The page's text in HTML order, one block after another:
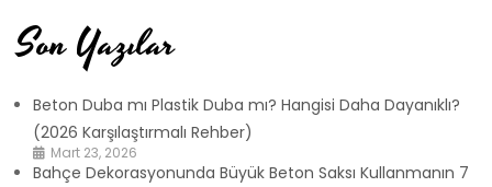
Son Yazılar
Beton Duba mı Plastik Duba mı? Hangisi Daha Dayanıklı?
(2026 Karşılaştırmalı Rehber)
Mart 23, 2026
Bahçe Dekorasyonunda Büyük Beton Saksı Kullanmanın 7